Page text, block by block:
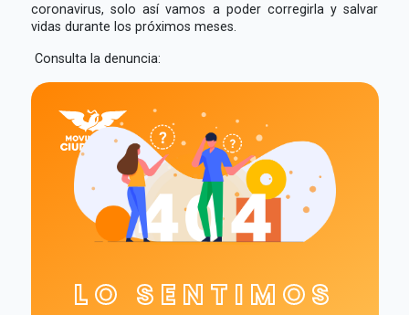
coronavirus, solo así vamos a poder corregirla y salvar
vidas durante los próximos meses.
Consulta la denuncia: